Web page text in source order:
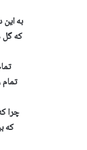
به
که گل
چرا
که